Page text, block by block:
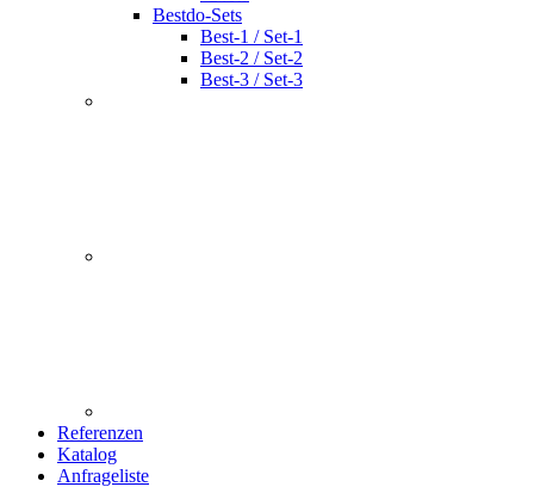
Bestdo-Sets
Best-1 / Set-1
Best-2 / Set-2
Best-3 / Set-3
Referenzen
Katalog
Anfrageliste